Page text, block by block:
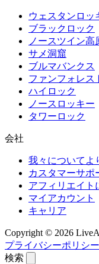
ウェスタンロッ
ブラックロック
ノースツイン高
サメ洞窟
ブルマバンクス
ファンフォレス
ハイロック
ノースロッキー
タワーロック
会社
我々についてよ
カスタマーサポ
アフィリエイト
マイアカウント
キャリア
Copyright © 2026
プライバシーポリシー
検索